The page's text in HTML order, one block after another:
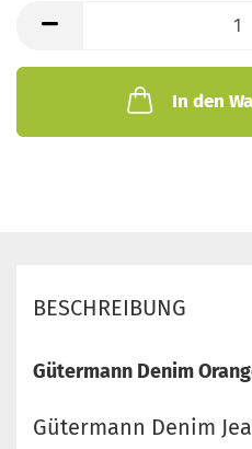
In den
BESCHREIBUNG
Gütermann Denim
Gütermann Denim